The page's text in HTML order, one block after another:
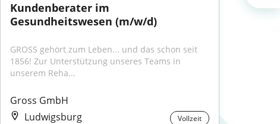
Kundenberater im
Gesundheitswesen (m/w/d)
GROSS gehört zum Leben... und das schon seit
1856! Zur Unterstützung unseres Teams in
unserem Reha...
Gross GmbH
Ludwigsburg
Vollzeit